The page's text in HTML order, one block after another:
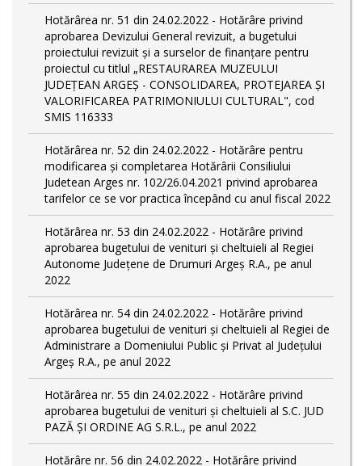
Hotărârea nr. 51 din 24.02.2022 - Hotărâre privind
aprobarea Devizului General revizuit, a bugetului
proiectului revizuit și a surselor de finanțare pentru
proiectul cu titlul „RESTAURAREA MUZEULUI
JUDEȚEAN ARGEȘ - CONSOLIDAREA, PROTEJAREA ȘI
VALORIFICAREA PATRIMONIULUI CULTURAL", cod
SMIS 116333
Hotărârea nr. 52 din 24.02.2022 - Hotărâre pentru
modificarea și completarea Hotărârii Consiliului
Judetean Arges nr. 102/26.04.2021 privind aprobarea
tarifelor ce se vor practica începând cu anul fiscal 2022
Hotărârea nr. 53 din 24.02.2022 - Hotărâre privind
aprobarea bugetului de venituri și cheltuieli al Regiei
Autonome Județene de Drumuri Argeș R.A., pe anul
2022
Hotărârea nr. 54 din 24.02.2022 - Hotărâre privind
aprobarea bugetului de venituri și cheltuieli al Regiei de
Administrare a Domeniului Public și Privat al Județului
Argeș R.A., pe anul 2022
Hotărârea nr. 55 din 24.02.2022 - Hotărâre privind
aprobarea bugetului de venituri și cheltuieli al S.C. JUD
PAZĂ ȘI ORDINE AG S.R.L., pe anul 2022
Hotărâre nr. 56 din 24.02.2022 - Hotărâre privind